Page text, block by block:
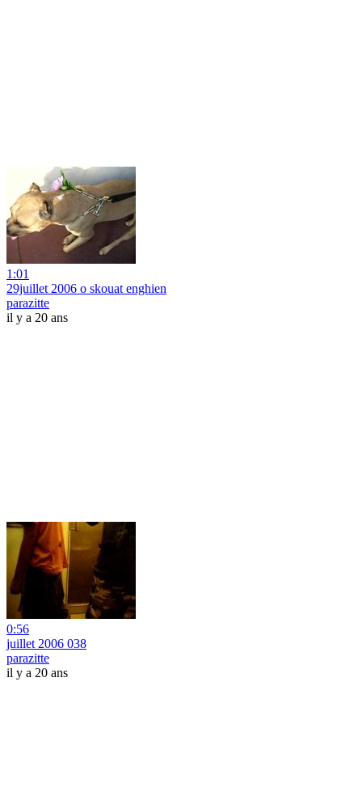
1:01
29juillet 2006 o skouat enghien
parazitte
il y a 20 ans
0:56
juillet 2006 038
parazitte
il y a 20 ans